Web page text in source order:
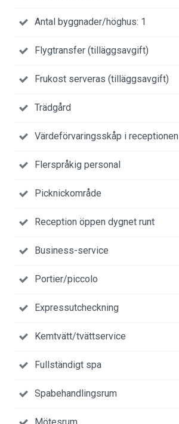
Antal byggnader/höghus: 1
Flygtransfer (tilläggsavgift)
Frukost serveras (tilläggsavgift)
Trädgård
Värdeförvaringsskåp i receptionen
Flerspråkig personal
Picknickområde
Reception öppen dygnet runt
Business-service
Portier/piccolo
Expressutcheckning
Kemtvätt/tvättservice
Fullständigt spa
Spabehandlingsrum